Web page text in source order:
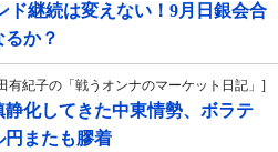
ド継続は変えない！9月日銀会合
か？
有紀子の「戦うオンナのマーケット日記」]
化してきた中東情勢、ボラテ
円またも膠着